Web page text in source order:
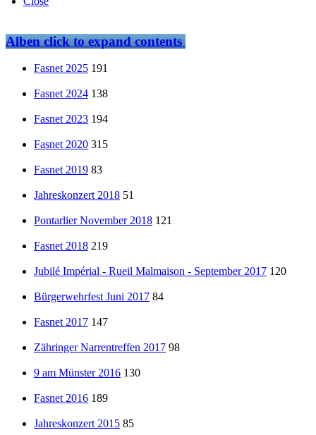
Albenclick to expand contents
Fasnet 2025 191
Fasnet 2024 138
Fasnet 2023 194
Fasnet 2020 315
Fasnet 2019 83
Jahreskonzert 2018 51
Pontarlier November 2018 121
Fasnet 2018 219
Jubilé Impérial - Rueil Malmaison - September 2017 120
Bürgerwehrfest Juni 2017 84
Fasnet 2017 147
Zähringer Narrentreffen 2017 98
9 am Münster 2016 130
Fasnet 2016 189
Jahreskonzert 2015 85